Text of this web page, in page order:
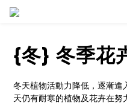
{冬} 冬季花
冬天植物活動力降低，逐漸進
天仍有耐寒的植物及花卉在努